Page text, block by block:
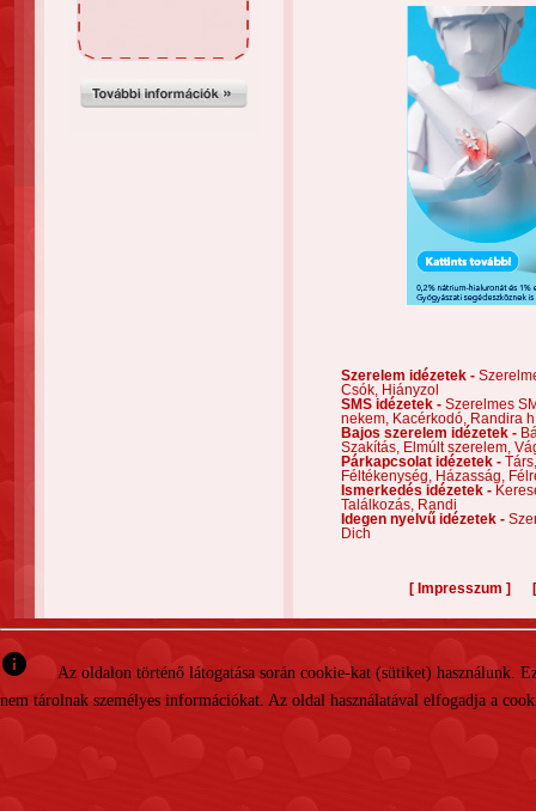
Szerelem idézetek -
Csók,
Hiányzol
SMS idézetek - Szerelmes
nekem,
Kacérkodó,
Randira
Bajos szerelem idézetek -
Szakítás,
Elmúlt szerelem,
Párkapcsolat idézetek -
Féltékenység,
Házasság,
Ismerkedés idézetek -
Találkozás,
Randi
Idegen nyelvű idézetek -
Dich
[ Impresszum ]
info
Az oldalon történő látogatása során cookie-kat (sütiket)
nem tárolnak személyes információkat. Az oldal használatával elfogadja a